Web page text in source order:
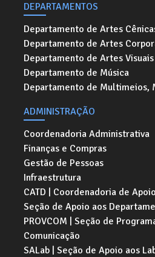
DEPARTAMENTOS
Departamento de Artes
Departamento de Artes
Departamento de Artes Visuais
Departamento de Música
Departamento de Multimeios,
ADMINISTRAÇÃO
Coordenadoria Administrativa
Finanças e Compras
Gestão de Pessoas
Infraestrutura
CATD | Coordenadoria de
Seção de Apoio aos
PROVCOM | Seção de
Comunicação
SALab | Seção de Apoio aos